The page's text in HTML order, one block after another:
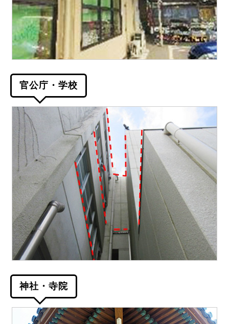
官公庁・学校
神社・寺院